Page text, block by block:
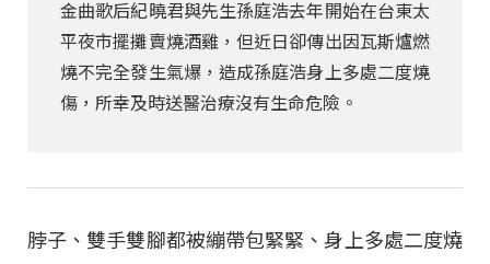
金曲歌后紀曉君與先生孫庭浩去年開始在台東太
平夜市擺攤賣燒酒雞，但近日卻傳出因瓦斯爐燃
燒不完全發生氣爆，造成孫庭浩身上多處二度燒
傷，所幸及時送醫治療沒有生命危險。
脖子、雙手雙腳都被繃帶包緊緊、身上多處二度燒